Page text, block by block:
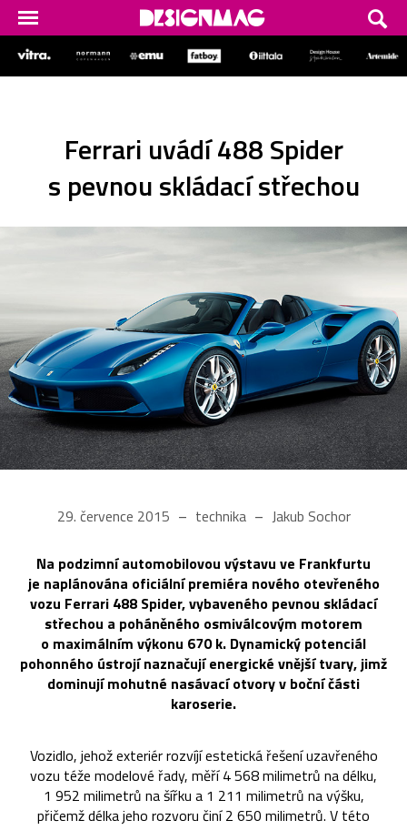
Ferrari uvádí 488 Spider
s pevnou skládací střechou
29. července 2015 technika Jakub Sochor
Na podzimní automobilovou výstavu ve Frankfurtu
je naplánována oficiální premiéra nového otevřeného
vozu Ferrari 488 Spider, vybaveného pevnou skládací
střechou a poháněného osmiválcovým motorem
o maximálním výkonu 670 k. Dynamický potenciál
pohonného ústrojí naznačují energické vnější tvary, jimž
dominují mohutné nasávací otvory v boční části
karoserie.
Vozidlo, jehož exteriér rozvíjí estetická řešení uzavřeného
vozu téže modelové řady, měří 4 568 milimetrů na délku,
1 952 milimetrů na šířku a 1 211 milimetrů na výšku,
přičemž délka jeho rozvoru činí 2 650 milimetrů. V této